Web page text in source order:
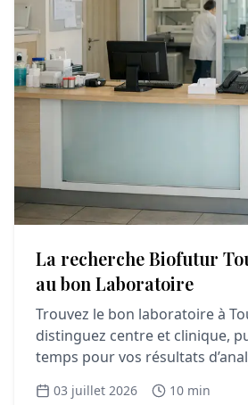
La recherche Biofutur
au bon Laboratoire
Trouvez le bon laboratoire à
distinguez centre et clinique,
temps pour vos résultats
03 juillet 2026 10 min